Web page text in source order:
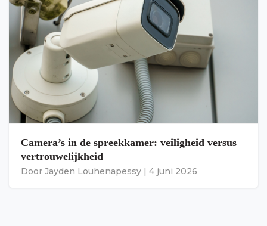
Camera’s in de spreekkamer: veiligheid versus
vertrouwelijkheid
Door Jayden Louhenapessy | 4 juni 2026